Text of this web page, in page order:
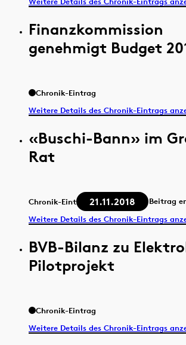
Finanzkommission
genehmigt Budget
Chronik-Eintrag
Weitere Details des Chronik-Eintrags
«Buschi-Bann» im
Rat
Chronik-Eintrag 21.11.2018
Beitrag
Weitere Details des Chronik-Eintrags
BVB-Bilanz zu
Pilotprojekt
Chronik-Eintrag
Weitere Details des Chronik-Eintrags